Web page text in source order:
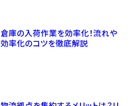
倉庫の入荷作業を効率化！流れや
効率化のコツを徹底解説